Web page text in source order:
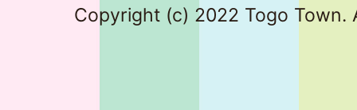
Copyright (c) 2022 Togo Town.